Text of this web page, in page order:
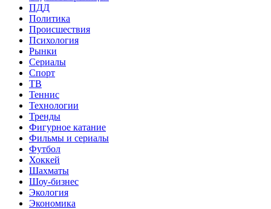
ПДД
Политика
Происшествия
Психология
Рынки
Сериалы
Спорт
ТВ
Теннис
Технологии
Тренды
Фигурное катание
Фильмы и сериалы
Футбол
Хоккей
Шахматы
Шоу-бизнес
Экология
Экономика